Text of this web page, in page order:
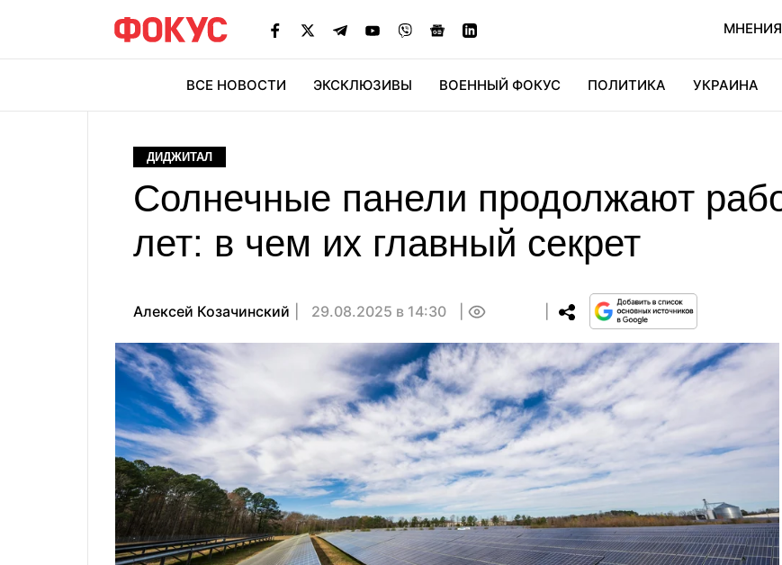
МНЕНИЯ
ВСЕ НОВОСТИ ЭКСКЛЮЗИВЫ ВОЕННЫЙ ФОКУС ПОЛИТИКА УКРАИНА
ДИДЖИТАЛ
Солнечные панели продолжают
лет: в чем их главный секрет
Алексей Козачинский 29.08.2025 в 14:30